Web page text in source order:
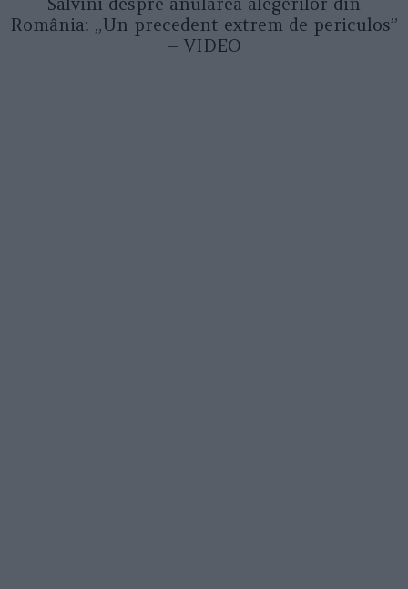
România: „Un precedent extrem de periculos”
– VIDEO